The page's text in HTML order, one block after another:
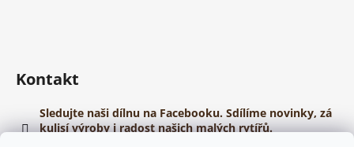
Kontakt
Sledujte naši dílnu na Facebooku. Sdílíme novinky, zá
kulisí výroby i radost našich malých rytířů.